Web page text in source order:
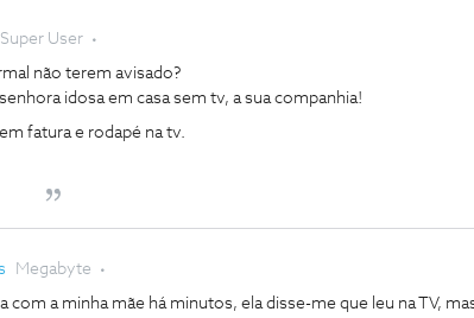
Super User
não terem avisado?
senhora idosa em casa sem tv, a sua companhia!
fatura e rodapé na tv.
Megabyte
com a minha mãe há minutos, ela disse-me que leu na TV,